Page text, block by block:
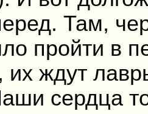
Там,
пройти в
их ждут
сердца